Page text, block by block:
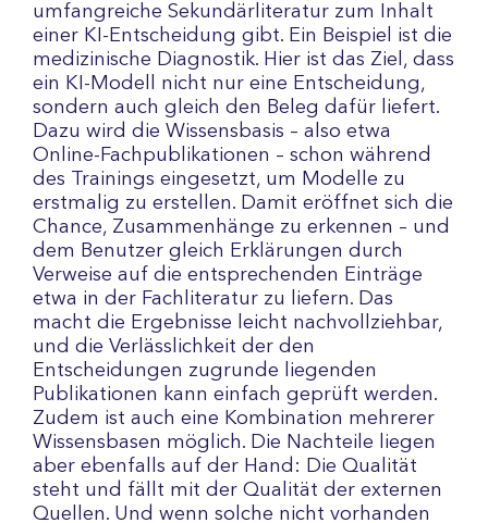
umfangreiche Sekundärliteratur zum Inhalt
einer KI-Entscheidung gibt. Ein Beispiel ist die
medizinische Diagnostik. Hier ist das Ziel, dass
ein KI-Modell nicht nur eine Entscheidung,
sondern auch gleich den Beleg dafür liefert.
Dazu wird die Wissensbasis – also etwa
Online-Fachpublikationen – schon während
des Trainings eingesetzt, um Modelle zu
erstmalig zu erstellen. Damit eröffnet sich die
Chance, Zusammenhänge zu erkennen – und
dem Benutzer gleich Erklärungen durch
Verweise auf die entsprechenden Einträge
etwa in der Fachliteratur zu liefern. Das
macht die Ergebnisse leicht nachvollziehbar,
und die Verlässlichkeit der den
Entscheidungen zugrunde liegenden
Publikationen kann einfach geprüft werden.
Zudem ist auch eine Kombination mehrerer
Wissensbasen möglich. Die Nachteile liegen
aber ebenfalls auf der Hand: Die Qualität
steht und fällt mit der Qualität der externen
Quellen. Und wenn solche nicht vorhanden